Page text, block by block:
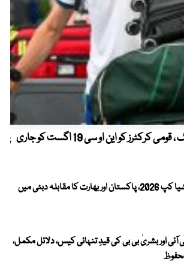
کیریبین پریمیئر لیگ ، قومی کرکٹرز کو این او سی 19 اگست کو جاری
ویمنز ایشیا کپ 2026، پاکستان اور بھارت کا مقابلہ دبئی میں
آئی اور بشریٰ بی بی کی قیدِ تنہائی کیس، دلائل مکمل،